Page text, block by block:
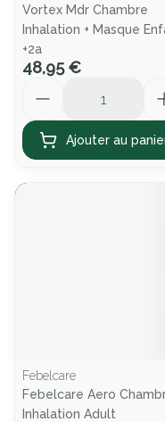
Vortex Mdr Chambre
Inhalation + Masque
+2a
48,95 €
Ajouter au
Febelcare
Febelcare Aero
Inhalation Adult